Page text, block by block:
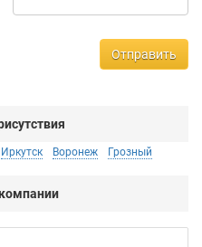
Отправить
Иркутск Воронеж Грозный